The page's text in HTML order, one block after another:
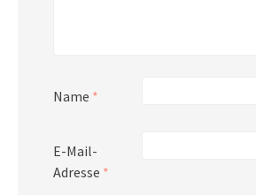
Name *
E-Mail-
Adresse *